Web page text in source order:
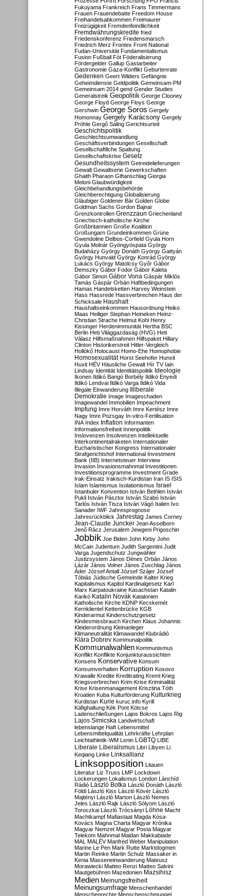
Fukuyama Frankreich Frans Timmermans
Frauen Frauendebatte Freedom House
Freihandelsabkommen Freimaurer
Freizügigkeit Fremdenfeindlichkeit
Fremdwährungskredite fried
Friedenskonferenz Friedensmarsch
Friedrich Merz Frontex Front National
Fudan-Universität Fundamentalismus
Fusion Fußball Fót Föderalisierung
Fördergelder Gallup Gastarbeiter
Gastronomie Gaza-Konflikt Geburtenrate
Gedenken Geert Wilders Gefängnis
Geheimdienste Geldpolitik Gemeinsam-PM
Gemeinsam 2014 gend Gender Studies
Generalstreik Geopolitik George Clooney
George Floyd George Floys George
Gershwin George Soros Gergely
Homonnay Gergely Karácsony Gergely
Pröhle Gergő Sáling Gerichtsurteil
Geschichtspolitik
Geschlechtsumwandlung
Geschäftsverbindungen Gesellschaft
Gesellschaftliche Spaltung
Gesellschaftskrise Gesetz
Gesundheitssystem Getreidelieferungen
Gewalt Gewaltserie Gewerkschaften
Ghaith Pharaon Giftanschlag Giorgia
Meloni Glaubwürdigkeit
Gleichbehandlungsbehörde
Gleichberechtigung Globalisierung
Gläubiger Goldener Bär Golden Globe
Goldman Sachs Gordon Bajnai
Grenzkontrollen Grenzzaun Griechenland
Griechisch-katholische Kirche
Großbritannien Große Koalition
Großungarn Grundeinkommen Grüne
Gwendoline Delbos-Corfield Gyula Horn
Gyula Molnár Gyöngyöspata György
Budaházy György Donáth György Gattyán
György Hunvald György Konrád György
Lukács György Matolcsy Győr Gábor
Demszky Gábor Fodor Gábor Kaleta
Gábor Simon Gábor Vona Gáspár Miklós
Tamás Gáspár Orbán Haftbedingungen
Hamas Handelsketten Harvey Weinstein
Hass Hassrede Hassverbrechen Haus der
Schicksale Haushalt
Haushaltseinkommen Hausordnung Heiko
Maas Heiliger Stephan Heineken Heinz-
Christian Strache Helmut Kohl Henry
Kissinger Herdenimmunität Hertha BSC
Berlin Heti Világgazdaság (HVG) Heti
Válasz Hilfsmaßnahmen Hilfspaket Hillary
Clinton Historikerstreit Hitler-Vergleich
Hollókő Holocaust Homo-Ehe Homophobie
Homosexualität Horst Seehofer Hunxit
Huxit HÉV Häusliche Gewalt Hír TV Iain
Lindsay Identität Identitätspolitik Ideologie
Ikonen Ildikó Bangó Borbély Ildikó Enyedi
Ildikó Lendvai Ildikó Varga Ildikó Vida
Illegale Einwanderung Illiberale
Demokratie Image Imageschaden
Imagewandel Immobilien Impeachment
Impfung Imre Horváth Imre Kertész Imre
Nagy Imre Pozsgay In-vitro-Fertilisation
INA Index Inflation Informanten
Informationsfreiheit Innenpolitik
Inslovenzen Insolvenzen Intellektuelle
Interkontinentalraketen Internationaler
Eucharistischer Kongress Internationaler
Strafgerichtshof International Investment
Bank (IIB) Internetsteuer Interview
Invasion Invasionsmahnmal Investitionen
Investitionsprogramme Investment Grade
Irak-Einsatz Irakisch-Kurdistan Iran IS ISIS
Islam Islamismus Isolationismus Israel
Istanbuler Konvention István Bethlen István
Pukli István Pásztor István Szabó István
Tarlós István Tisza István Vágó Italien Ivo
Sanader IWF Jahresprognose
Jahresrückblick Jahrestag James Corney
Jean-Claude Juncker Jean Asselborn
Jenő Rácz Jerusalem Jewgeni Prigoschin
Jobbik Joe Biden John Kirby John
McCain Judentum Judith Sargentini Judit
Varga Jugendschutz Jungwähler
Justizsystem János Dénes Orbán János
Lázár János Volner János Zuschlag János
Áder József Antall József Szájer József
Tóbiás Jüdische Gemeinde Kalter Krieg
Kapitalismus Kapitol Kardinalgesetz Karl
Marx Karpatoukraine Kasachstan Katalin
Karikó Katalin Novák Katalonien
Katholische Kirche KDNP Kecskemét
Kernklientel Kettenbrücke KGB
Kinderarmut Kinderschutzgesetz
Kindesmissbrauch Kirchen Klaus Johannis
Kleiderordnung Kleinanleger
Klimaneutralität Klimawandel Klubrádió
Klára Dobrev Kommunalpolitik
Kommunalwahlen Kommunismus
Konflikt Konflikte Konjunkturaussichten
Konsens Konservative Konsum
Konsumverhalten Korruption Kosovo
Krawalle Kredite Kreditrating Kreml Krieg
Kriegsverbrechen Krim-Krise Kriminalität
Krise Krisenmanagement Krisztina Tóth
Kroatien Kuba Kulturförderung Kulturkrieg
Kurdistan Kurie kuruc.info Kyrill
Käfighaltung Kék Pont Kötcse
Ladenschließungen Lajos Bokros Lajos Rig
Lajos Simicska Landwirtschaft
lebenslange Haft Lebensmittel
Lebensmittelqualität Lehrkräfte Lehrplan
Leichtathletik-WM Lenin LGBTQ LIBE
Liberale Liberalismus Libri Libyen Li
Keqiang Linke Linksallianz
Linksopposition Litauen
Literatur Liz Truss LMP Lockdown
Lockerungen Lokalismus London Lánchíd
Rádió
László Botka László Donáth László
Földi László Kiss László Kövér László
Majtényi László Marton László Nemes
Jeles László Rajk László Sólyom László
Toroczkai László Trócsányi Löhne Macht
Machtkampf Mafiastaat Magda Kósa-
Kovács Magna Charta Magyar Krónika
Magyar Nemzet Magyar Posta Magyar
Telekom Mahnmal Maidan Makkabiade
MAL MALÉV Manfred Weber Manipulation
Marine Le Pen Mark Rutte Marktdogmen
Martin Reinke Martin Schulz Massaker in
Kenia Masseneinwanderung Mateusz
Morawiecki Matteo Renzi Matteo Salvini
Mautgebühren Mazedonien Mazsihisz
Medien Meinungsfreiheit
Meinungsumfrage Menschenhandel
Menschenrechte Menschenschmuggel